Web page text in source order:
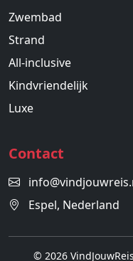
Zwembad
Strand
All-inclusive
Kindvriendelijk
Luxe
Contact
Espel, Nederland
© 2026